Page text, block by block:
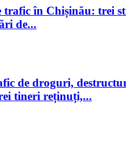
trafic în Chișinău: trei
de...
de droguri,
tineri reținuți,...